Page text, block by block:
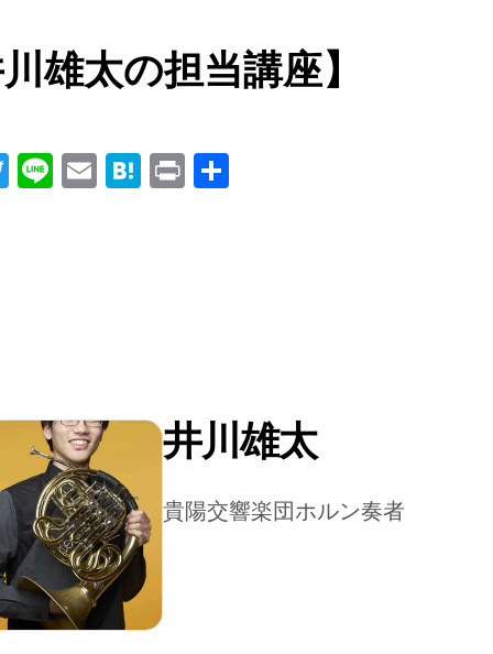
雄太の担当講座】
TwitterLineEmailHatena
Print
井川雄太
貴陽交響楽団ホルン奏者